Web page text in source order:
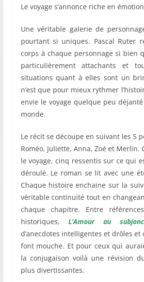
Le voyage s’annonce riche en
Une véritable galerie de
pourtant si uniques. Pascal Ruter
corps à chaque personnage si bien
particulièrement attachants et
situations quant à elles sont un
n’est que pour mieux rythmer
envie le voyage quelque peu
monde.
Le récit se découpe en suivant les 5
Roméo, Juliette, Anna, Zoé et Merlin.
le voyage, cinq ressentis sur ce qui
déroulé. Le roman se lit avec une
Chaque histoire enchaine sur la
véritable continuité tout en
chaque chapitre. Entre
historiques,
L’Amour au
d’anecdotes intelligentes et drôles
font mouche. Et pour ceux qui
la conjugaison voilà une révision
plus divertissantes.